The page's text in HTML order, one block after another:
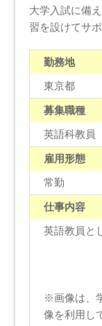
大学入試に備
習を設けてサ
勤務地
東京都
募集職種
英語科教員
雇用形態
常勤
仕事内容
英語教員と
※画像は、
像を利用し